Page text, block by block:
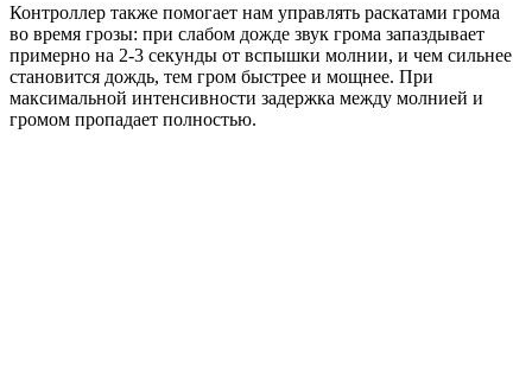
Контроллер также помогает нам управлять раскатами грома
во время грозы: при слабом дожде звук грома запаздывает
примерно на 2-3 секунды от вспышки молнии, и чем сильнее
становится дождь, тем гром быстрее и мощнее. При
максимальной интенсивности задержка между молнией и
громом пропадает полностью.